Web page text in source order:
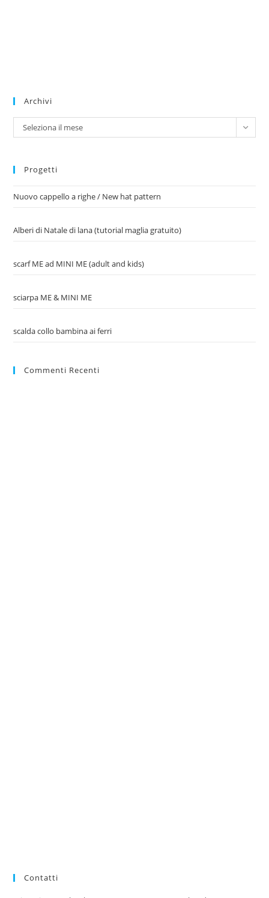
Archivi
Archivi
Seleziona il mese
Progetti
Nuovo cappello a righe / New hat pattern
Alberi di Natale di lana (tutorial maglia gratuito)
scarf ME ad MINI ME (adult and kids)
sciarpa ME & MINI ME
scalda collo bambina ai ferri
Commenti Recenti
Contatti